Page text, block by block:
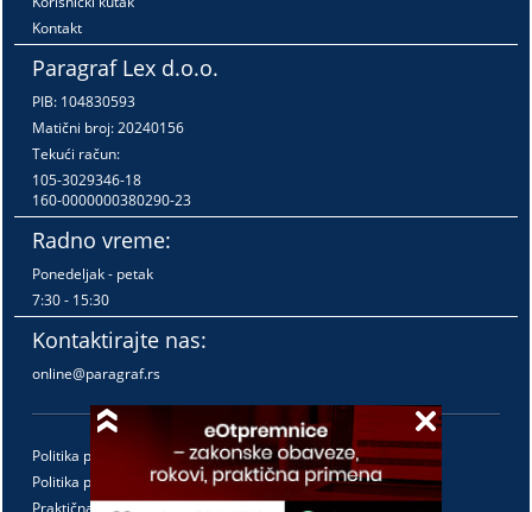
Kontakt
Paragraf Lex d.o.o.
PIB: 104830593
Matični broj: 20240156
Tekući račun:
105-3029346-18
160-0000000380290-23
Radno vreme:
Ponedeljak - petak
7:30 - 15:30
Kontaktirajte nas:
online@paragraf.rs
Politika privatnosti
Politika pružanja usluga
Praktična pravila pružanja usluga